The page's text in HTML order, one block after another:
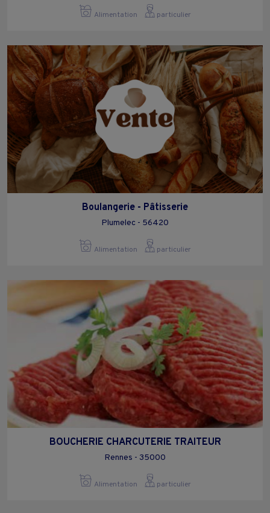
Alimentation particulier
Boulangerie - Pâtisserie
Plumelec - 56420
Alimentation particulier
BOUCHERIE CHARCUTERIE TRAITEUR
Rennes - 35000
Alimentation particulier